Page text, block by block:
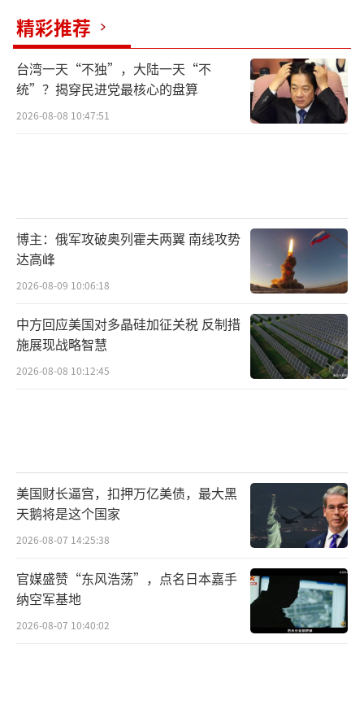
精彩推荐
台湾一天“不独”，大陆一天“不
统”？揭穿民进党最核心的盘算
2026-08-08 10:47:51
博主：俄军攻破奥列霍夫两翼 南线攻势
达高峰
2026-08-09 10:06:18
中方回应美国对多晶硅加征关税 反制措
施展现战略智慧
2026-08-08 10:12:45
美国财长逼宫，扣押万亿美债，最大黑
天鹅将是这个国家
2026-08-07 14:25:38
官媒盛赞“东风浩荡”，点名日本嘉手
纳空军基地
2026-08-07 10:40:02